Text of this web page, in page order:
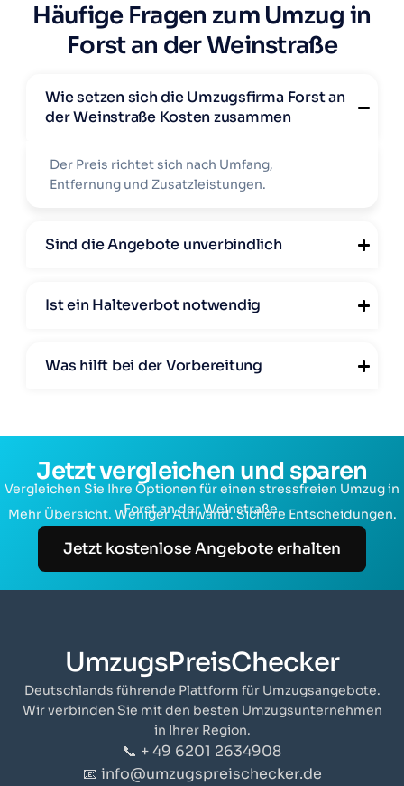
Häufige Fragen zum Umzug in
Forst an der Weinstraße
Wie setzen sich die Umzugsfirma Forst an
der Weinstraße Kosten zusammen
Der Preis richtet sich nach Umfang,
Entfernung und Zusatzleistungen.
Sind die Angebote unverbindlich
Ist ein Halteverbot notwendig
Was hilft bei der Vorbereitung
Jetzt vergleichen und sparen
Vergleichen Sie Ihre Optionen für einen stressfreien Umzug in
Forst an der Weinstraße.
Mehr Übersicht. Weniger Aufwand. Sichere Entscheidungen.
Jetzt kostenlose Angebote erhalten
UmzugsPreisChecker
Deutschlands führende Plattform für Umzugsangebote.
Wir verbinden Sie mit den besten Umzugsunternehmen
in Ihrer Region.
📞 + 49 6201 2634908
📧 info@umzugspreischecker.de